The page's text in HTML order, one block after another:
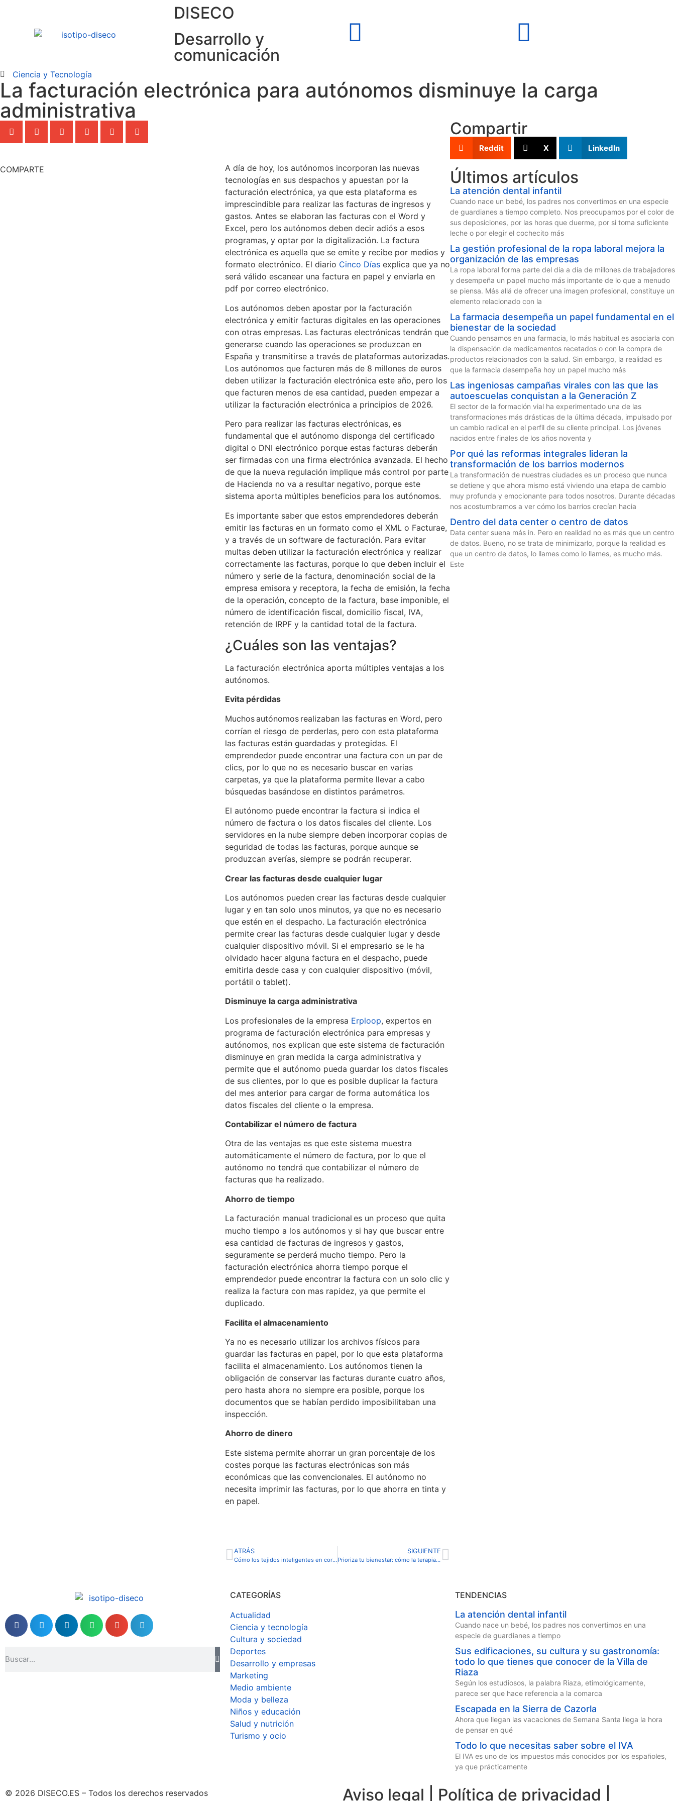
DISECO
Desarrollo y
comunicación
Ciencia y Tecnología
La facturación electrónica para autónomos disminuye la carga
administrativa
COMPARTE
A día de hoy, los autónomos incorporan las nuevas
tecnologías en sus despachos y apuestan por la
facturación electrónica, ya que esta plataforma es
imprescindible para realizar las facturas de ingresos y
gastos. Antes se elaboran las facturas con el Word y
Excel, pero los autónomos deben decir adiós a esos
programas, y optar por la digitalización. La factura
electrónica es aquella que se emite y recibe por medios y
formato electrónico. El diario Cinco Díasexplica que ya no
será válido escanear una factura en papel y enviarla en
pdf por correo electrónico.
Los autónomos deben apostar por la facturación
electrónica y emitir facturas digitales en las operaciones
con otras empresas. Las facturas electrónicas tendrán que
generarse cuando las operaciones se produzcan en
España y transmitirse a través de plataformas autorizadas.
Los autónomos que facturen más de 8 millones de euros
deben utilizar la facturación electrónica este año, pero los
que facturen menos de esa cantidad, pueden empezar a
utilizar la facturación electrónica a principios de 2026.
Pero para realizar las facturas electrónicas, es
fundamental que el autónomo disponga del certificado
digital o DNI electrónico porque estas facturas deberán
ser firmadas con una firma electrónica avanzada. El hecho
de que la nueva regulación implique más control por parte
de Hacienda no va a resultar negativo, porque este
sistema aporta múltiples beneficios para los autónomos.
Es importante saber que estos emprendedores deberán
emitir las facturas en un formato como el XML o Facturae,
y a través de un software de facturación. Para evitar
multas deben utilizar la facturación electrónica y realizar
correctamente las facturas, porque lo que deben incluir el
número y serie de la factura, denominación social de la
empresa emisora y receptora, la fecha de emisión, la fecha
de la operación, concepto de la factura, base imponible, el
número de identificación fiscal, domicilio fiscal, IVA,
retención de IRPF y la cantidad total de la factura.
¿Cuáles son las ventajas?
La facturación electrónica aporta múltiples ventajas a los
autónomos.
Evita pérdidas
Muchosautónomos realizaban las facturas en Word, pero
corrían el riesgo de perderlas, pero con esta plataforma
las facturas están guardadas y protegidas. El
emprendedor puede encontrar una factura con un par de
clics, por lo que no es necesario buscar en varias
carpetas, ya que la plataforma permite llevar a cabo
búsquedas basándose en distintos parámetros.
El autónomo puede encontrar la factura si indica el
número de factura o los datos fiscales del cliente. Los
servidores en la nube siempre deben incorporar copias de
seguridad de todas las facturas, porque aunque se
produzcan averías, siempre se podrán recuperar.
Crear las facturas desde cualquier lugar
Los autónomos pueden crear las facturas desde cualquier
lugar y en tan solo unos minutos, ya que no es necesario
que estén en el despacho. La facturación electrónica
permite crear las facturas desde cualquier lugar y desde
cualquier dispositivo móvil. Si el empresario se le ha
olvidado hacer alguna factura en el despacho, puede
emitirla desde casa y con cualquier dispositivo (móvil,
portátil o tablet).
Disminuye la carga administrativa
Los profesionales de la empresa Erploop, expertos en
programa de facturación electrónica para empresas y
autónomos, nos explican que este sistema de facturación
disminuye en gran medida la carga administrativa y
permite que el autónomo pueda guardar los datos fiscales
de sus clientes, por lo que es posible duplicar la factura
del mes anterior para cargar de forma automática los
datos fiscales del cliente o la empresa.
Contabilizar el número de factura
Otra de las ventajas es que este sistema muestra
automáticamente el número de factura, por lo que el
autónomo no tendrá que contabilizar el número de
facturas que ha realizado.
Ahorro de tiempo
La facturación manual tradicional es un proceso que quita
mucho tiempo a los autónomos y si hay que buscar entre
esa cantidad de facturas de ingresos y gastos,
seguramente se perderá mucho tiempo. Pero la
facturación electrónica ahorra tiempo porque el
emprendedor puede encontrar la factura con un solo clic y
realiza la factura con mas rapidez, ya que permite el
duplicado.
Facilita el almacenamiento
Ya no es necesario utilizar los archivos físicos para
guardar las facturas en papel, por lo que esta plataforma
facilita el almacenamiento. Los autónomos tienen la
obligación de conservar las facturas durante cuatro años,
pero hasta ahora no siempre era posible, porque los
documentos que se habían perdido imposibilitaban una
inspección.
Ahorro de dinero
Este sistema permite ahorrar un gran porcentaje de los
costes porque las facturas electrónicas son más
económicas que las convencionales. El autónomo no
necesita imprimir las facturas, por lo que ahorra en tinta y
en papel.
ATRÁS
Cómo los tejidos inteligentes en cortinas permiten regular la luz, la temperatura y la privacidad del hogar.
SIGUIENTE
Prioriza tu bienestar: cómo la terapia puede transformar tu salud mental
Compartir
Reddit X LinkedIn
Últimos artículos
La atención dental infantil
Cuando nace un bebé, los padres nos convertimos en una especie
de guardianes a tiempo completo. Nos preocupamos por el color de
sus deposiciones, por las horas que duerme, por si toma suficiente
leche o por elegir el cochecito más
La gestión profesional de la ropa laboral mejora la
organización de las empresas
La ropa laboral forma parte del día a día de millones de trabajadores
y desempeña un papel mucho más importante de lo que a menudo
se piensa. Más allá de ofrecer una imagen profesional, constituye un
elemento relacionado con la
La farmacia desempeña un papel fundamental en el
bienestar de la sociedad
Cuando pensamos en una farmacia, lo más habitual es asociarla con
la dispensación de medicamentos recetados o con la compra de
productos relacionados con la salud. Sin embargo, la realidad es
que la farmacia desempeña hoy un papel mucho más
Las ingeniosas campañas virales con las que las
autoescuelas conquistan a la Generación Z
El sector de la formación vial ha experimentado una de las
transformaciones más drásticas de la última década, impulsado por
un cambio radical en el perfil de su cliente principal. Los jóvenes
nacidos entre finales de los años noventa y
Por qué las reformas integrales lideran la
transformación de los barrios modernos
La transformación de nuestras ciudades es un proceso que nunca
se detiene y que ahora mismo está viviendo una etapa de cambio
muy profunda y emocionante para todos nosotros. Durante décadas
nos acostumbramos a ver cómo los barrios crecían hacia
Dentro del data center o centro de datos
Data center suena más in. Pero en realidad no es más que un centro
de datos. Bueno, no se trata de minimizarlo, porque la realidad es
que un centro de datos, lo llames como lo llames, es mucho más.
Este
CATEGORÍAS
Actualidad
Ciencia y tecnología
Cultura y sociedad
Deportes
Desarrollo y empresas
Marketing
Medio ambiente
Moda y belleza
Niños y educación
Salud y nutrición
Turismo y ocio
TENDENCIAS
La atención dental infantil
Cuando nace un bebé, los padres nos convertimos en una
especie de guardianes a tiempo
Sus edificaciones, su cultura y su gastronomía:
todo lo que tienes que conocer de la Villa de
Riaza
Según los estudiosos, la palabra Riaza, etimológicamente,
parece ser que hace referencia a la comarca
Escapada en la Sierra de Cazorla
Ahora que llegan las vacaciones de Semana Santa llega la hora
de pensar en qué
Todo lo que necesitas saber sobre el IVA
El IVA es uno de los impuestos más conocidos por los españoles,
ya que prácticamente
© 2026 DISECO.ES – Todos los derechos reservados Aviso legal | Política de privacidad |